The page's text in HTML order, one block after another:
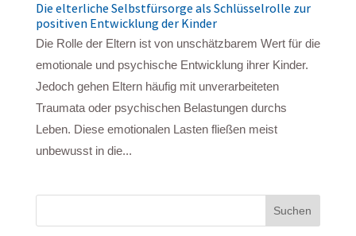
Die elterliche Selbstfürsorge als Schlüsselrolle zur
positiven Entwicklung der Kinder
Die Rolle der Eltern ist von unschätzbarem Wert für die
emotionale und psychische Entwicklung ihrer Kinder.
Jedoch gehen Eltern häufig mit unverarbeiteten
Traumata oder psychischen Belastungen durchs
Leben. Diese emotionalen Lasten fließen meist
unbewusst in die...
Suchen